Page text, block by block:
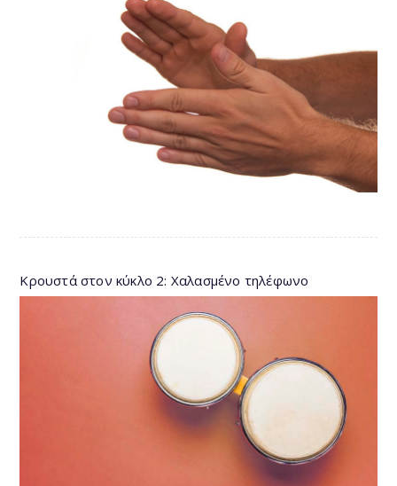
Κρουστά στον κύκλο 2: Χαλασμένο τηλέφωνο